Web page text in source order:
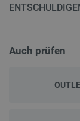
Auch prüfen